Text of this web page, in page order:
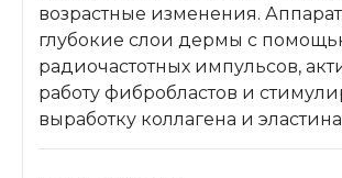
возрастные изменения.
глубокие слои дермы с
радиочастотных импульсов,
работу фибробластов и
выработку коллагена и